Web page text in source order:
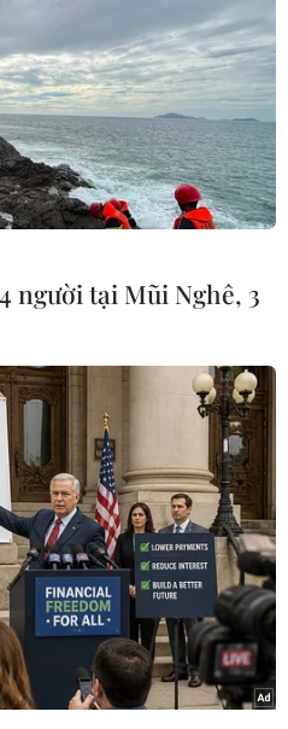
tế đường bộ số II Kim Thành.
TTXVN)
Hải quan cửa khẩu
hàng hóa qua cửa khẩu
đến nay tăng khá
là các mặt hàng nông
khẩu từ đầu năm
USD; trong đó hàng hóa
USD và hàng hóa nhập
chủ yếu vẫn là gỗ ván
sầu riêng, mít, chuối,
; nhập khẩu chủ yếu
tươi, than cốc, phân
khẩu từ đầu năm
tỷ USD, tăng 212% so
hàng nông sản nhập
tăng 64% so với
người tại Mũi Nghê, 3